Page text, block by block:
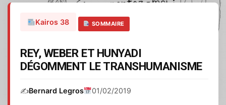
Kairos 38 SOMMAIRE
REY, WEBER ET HUNYADI
DÉGOMMENT LE TRANSHUMANISME
✍️Bernard Legros 01/02/2019